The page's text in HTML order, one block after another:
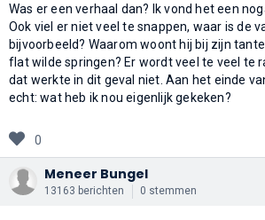
Was er een verhaal dan? Ik vond het een
Ook viel er niet veel te snappen, waar is de
bijvoorbeeld? Waarom woont hij bij zijn
flat wilde springen? Er wordt veel te veel te
dat werkte in dit geval niet. Aan het einde
echt: wat heb ik nou eigenlijk gekeken?
0
Meneer Bungel
13163 berichten 0 stemmen